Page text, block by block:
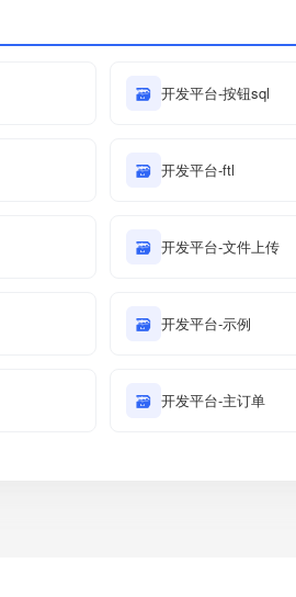
🗃 开发平台-按钮sql
🗃 开发平台-ftl
🗃 开发平台-文件上传
🗃 开发平台-示例
🗃 开发平台-主订单